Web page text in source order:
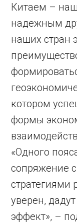
Китаем –
надежным
наших стран
котором
формы
«Одного
сопряжение
стратегиями
уверен,
эффект», –